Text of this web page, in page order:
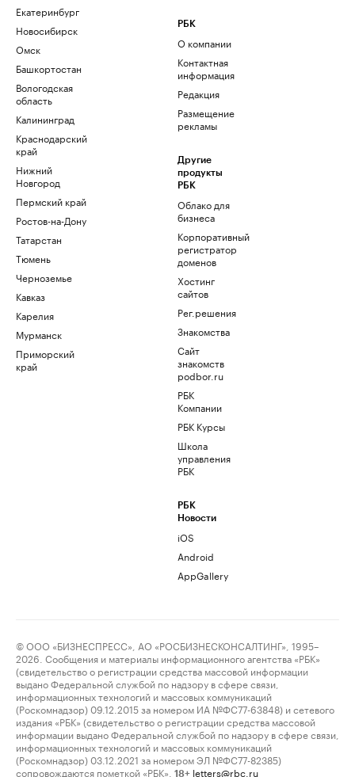
Екатеринбург
Новосибирск
Омск
Башкортостан
Вологодская
область
Калининград
Краснодарский
край
Нижний
Новгород
Пермский край
Ростов-на-Дону
Татарстан
Тюмень
Черноземье
Кавказ
Карелия
Мурманск
Приморский
край
РБК
О компании
Контактная
информация
Редакция
Размещение
рекламы
Другие
продукты
РБК
Облако для
бизнеса
Корпоративный
регистратор
доменов
Хостинг
сайтов
Рег.решения
Знакомства
Сайт
знакомств
podbor.ru
РБК
Компании
РБК Курсы
Школа
управления
РБК
РБК
Новости
iOS
Android
AppGallery
© ООО «БИЗНЕСПРЕСС», АО «РОСБИЗНЕСКОНСАЛТИНГ», 1995–
2026. Сообщения и материалы информационного агентства «РБК»
(свидетельство о регистрации средства массовой информации
выдано Федеральной службой по надзору в сфере связи,
информационных технологий и массовых коммуникаций
(Роскомнадзор) 09.12.2015 за номером ИА №ФС77-63848) и сетевого
издания «РБК» (свидетельство о регистрации средства массовой
информации выдано Федеральной службой по надзору в сфере связи,
информационных технологий и массовых коммуникаций
(Роскомнадзор) 03.12.2021 за номером ЭЛ №ФС77-82385)
сопровождаются пометкой «РБК».
18+ letters@rbc.ru